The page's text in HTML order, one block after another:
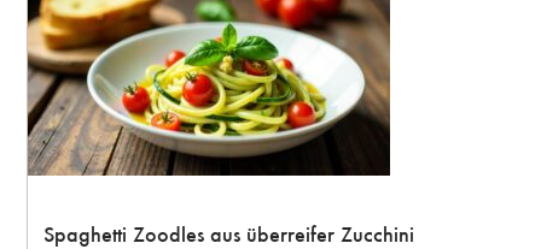
Spaghetti Zoodles aus überreifer Zucchini